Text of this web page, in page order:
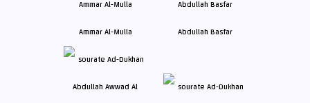
Ammar Al-Mulla Abdullah Basfar